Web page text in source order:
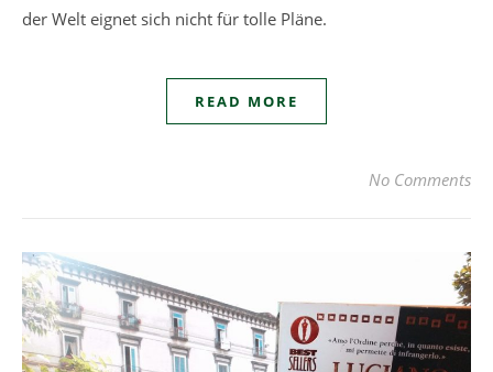
der Welt eignet sich nicht für tolle Pläne.
READ MORE
No Comments